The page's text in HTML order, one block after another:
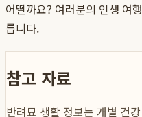
어떨까요? 여러분의 인생 여
릅니다.
참고 자료
반려묘 생활 정보는 개별 건